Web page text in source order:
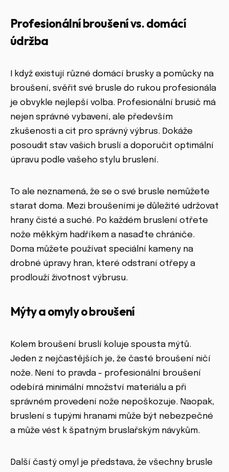
Profesionální broušení vs. domácí
údržba
I když existují různé domácí brusky a pomůcky na
broušení, svěřit své brusle do rukou profesionála
je obvykle nejlepší volba. Profesionální brusič má
nejen správné vybavení, ale především
zkušenosti a cit pro správný výbrus. Dokáže
posoudit stav vašich bruslí a doporučit optimální
úpravu podle vašeho stylu bruslení.
To ale neznamená, že se o své brusle nemůžete
starat doma. Mezi broušeními je důležité udržovat
hrany čisté a suché. Po každém bruslení otřete
nože měkkým hadříkem a nasaďte chrániče.
Doma můžete používat speciální kameny na
drobné úpravy hran, které odstraní otřepy a
prodlouží životnost výbrusu.
Mýty a omyly o broušení
Kolem broušení bruslí koluje spousta mýtů.
Jeden z nejčastějších je, že časté broušení ničí
nože. Není to pravda - profesionální broušení
odebírá minimální množství materiálu a při
správném provedení nože nepoškozuje. Naopak,
bruslení s tupými hranami může být nebezpečné
a může vést k špatným bruslařským návykům.
Další častý omyl je představa, že všechny brusle